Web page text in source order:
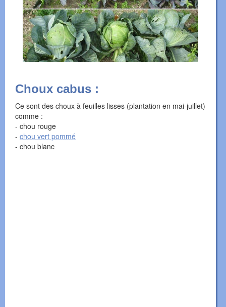
Choux cabus :
Ce sont des choux à feuilles lisses (plantation en mai-juillet)
comme :
- chou rouge
- chou vert pommé
- chou blanc